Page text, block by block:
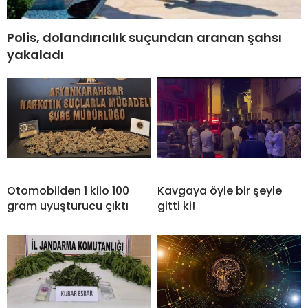
Polis, dolandırıcılık suçundan aranan şahsı
yakaladı
Otomobilden 1 kilo 100
gram uyuşturucu çıktı
Kavgaya öyle bir şeyle
gitti ki!